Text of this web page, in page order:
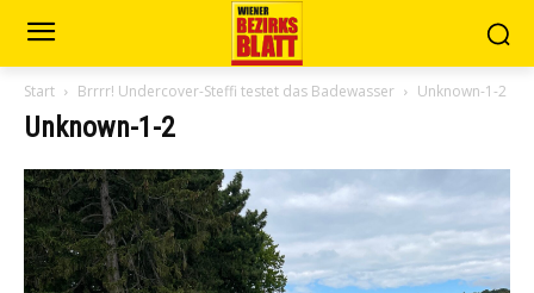
Start Brrrr! Undercover-Steffi testet das Badewasser Unknown-1-2
Unknown-1-2